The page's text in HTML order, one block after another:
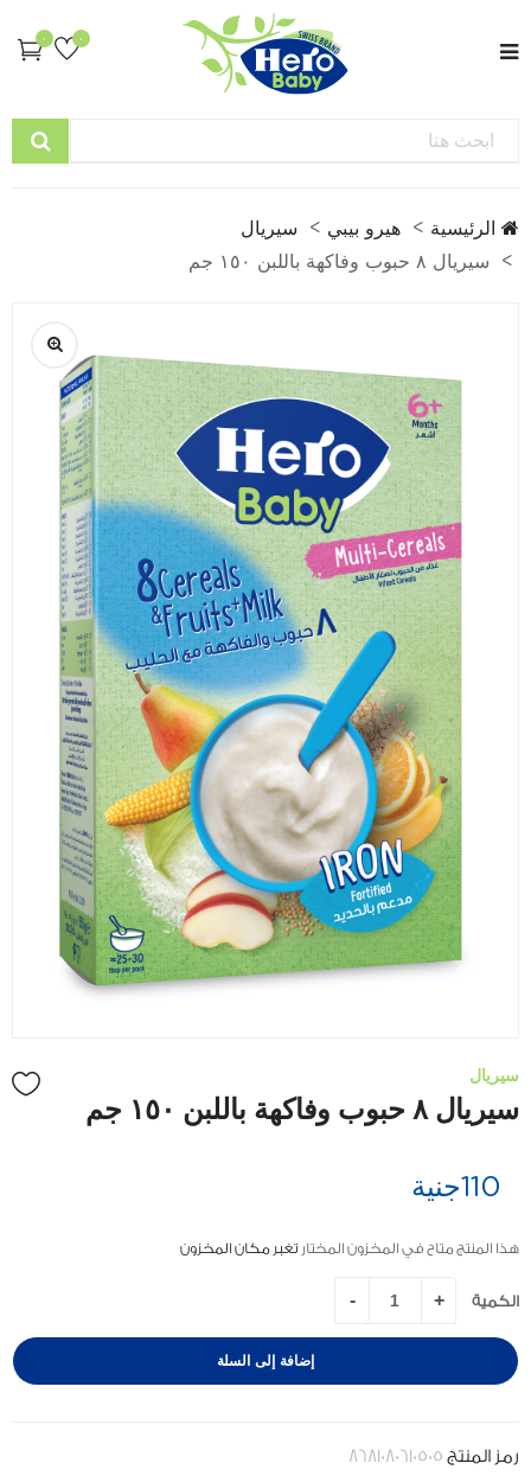
0
الرئيسية هيرو بيبي
سيريال
سيريال ٨ حبوب وفاكهة باللبن ١٥٠ جم
سيريال
سيريال ٨ حبوب وفاكهة باللبن ١٥٠ جم
110جنية
هذا المنتج متاح في المخزون المختارتغبر مكان المخزون
الكمية
إضافة إلى السلة
رمز المنتج8681080610505